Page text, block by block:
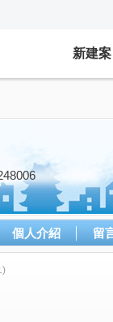
新建案
個人介紹 留